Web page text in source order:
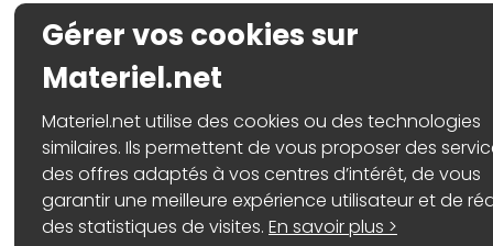
Gérer vos cookies sur
Materiel.net
Materiel.net utilise des cookies ou des technologies
similaires. Ils permettent de vous proposer des
des offres adaptés à vos centres d’intérêt, de vous
garantir une meilleure expérience utilisateur et de
des statistiques de visites.En savoir plus >